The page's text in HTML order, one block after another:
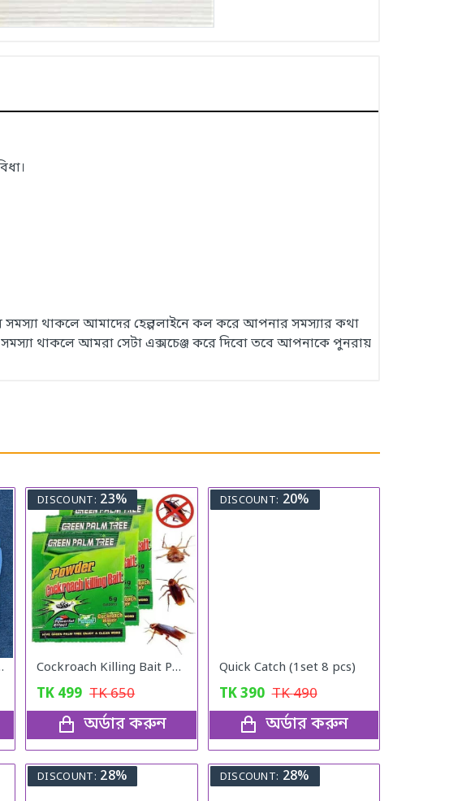
সমস্যা থাকলে আমাদের হেল্পলাইনে কল করে আপনার সমস্যার কথা
থাকলে আমরা সেটা এক্সচেঞ্জ করে দিবো তবে আপনাকে পুনরায়
Pack
DISCOUNT: 23%
Cockroach Killing Bait Powder (5 pcs)
TK 499 TK650
অর্ডার করুন
DISCOUNT: 20%
Quick Catch (1set 8 pcs)
TK390 TK490
অর্ডার করুন
DISCOUNT: 28% DISCOUNT: 28%